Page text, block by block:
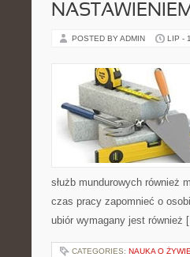
POSTED BY ADMIN LIP -
służb mundurowych również
czas pracy zapomnieć o
ubiór wymagany jest również
CATEGORIES: NAUKA O